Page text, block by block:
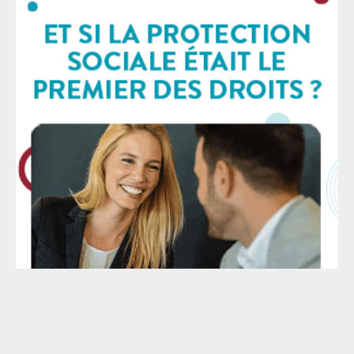
provocation au terrorisme et de l’apologie du
terrorisme, alors même que ces délits ont déjà montré
une extensivité inquiétante. Cette infraction peut se
trouver caractériser même en l’absence de
démonstration d’une intention de l’auteur à
provoquer un acte terroriste ou de sa connaissance
d’un risque réel et actuel de passage à l’acte, pourtant
en principe requise par les normes européennes et
internationales. Dernièrement, le délit d’apologie du
terrorisme a ainsi été utilisé pour justifier des
convocations devant la police judiciaire et participé à
une police de la parole politique au soutien du droit à
l’autodétermination des peuples qui paraît d’un autre
temps. La proposition de loi va encore plus loin en ce
sens. Elle prévoit de